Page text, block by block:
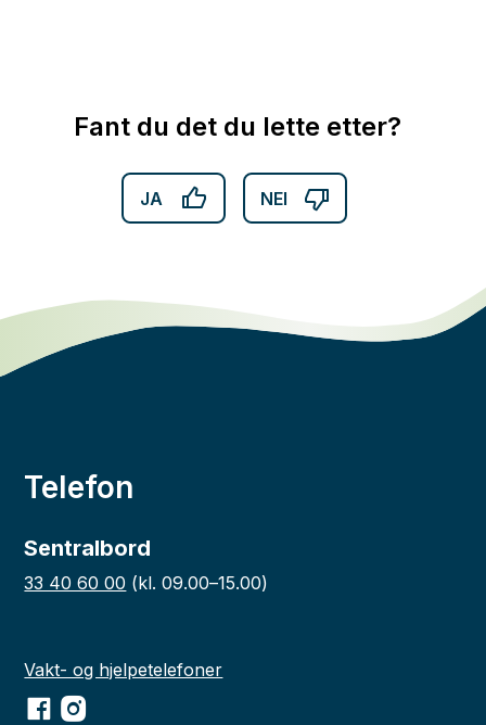
Fant du det du lette etter?
JA NEI
Telefon
Sentralbord
33 40 60 00 (kl. 09.00–15.00)
Vakt- og hjelpetelefoner
Facebook
Instagram